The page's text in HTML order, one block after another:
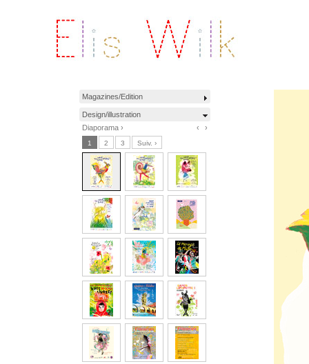
Magazines/Edition
Design/illustration
Diaporama ›
‹ ›
1 2 3 Suiv. ›